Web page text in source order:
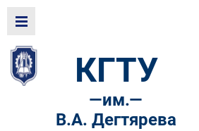
КГТУ
—им.—
В.А. Дегтярева